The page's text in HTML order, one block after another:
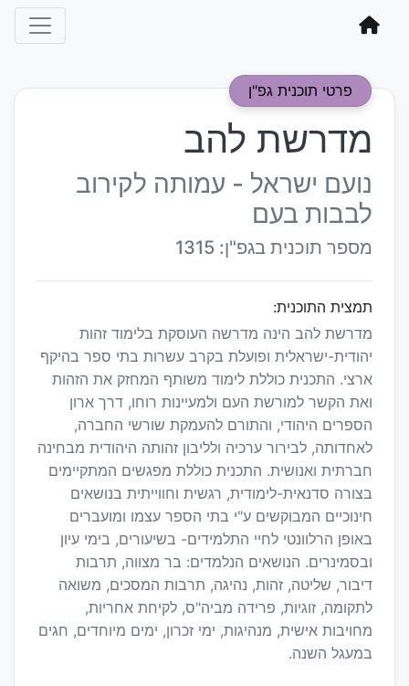
פרטי תוכנית גפ"ן
מדרשת להב
נועם ישראל - עמותה לקירוב
לבבות בעם
מספר תוכנית בגפ"ן: 1315
תמצית התוכנית:
מדרשת להב הינה מדרשה העוסקת בלימוד זהות
יהודית-ישראלית ופועלת בקרב עשרות בתי ספר בהיקף
ארצי. התכנית כוללת לימוד משותף המחזק את הזהות
ואת הקשר למורשת העם ולמעיינות רוחו, דרך ארון
הספרים היהודי, והתורם להעמקת שורשי החברה,
לאחדותה, לבירור ערכיה ולליבון זהותה היהודית מבחינה
חברתית ואנושית. התכנית כוללת מפגשים המתקיימים
בצורה סדנאית-לימודית, רגשית וחווייתית בנושאים
חינוכיים המבוקשים ע"י בתי הספר עצמו ומועברים
באופן הרלוונטי לחיי התלמידים- בשיעורים, בימי עיון
ובסמינרים. הנושאים הנלמדים: בר מצווה, תרבות
דיבור, שליטה, זהות, נהיגה, תרבות המסכים, משואה
לתקומה, זוגיות, פרידה מביה"ס, לקיחת אחריות,
מחויבות אישית, מנהיגות, ימי זכרון, ימים מיוחדים, חגים
במעגל השנה.